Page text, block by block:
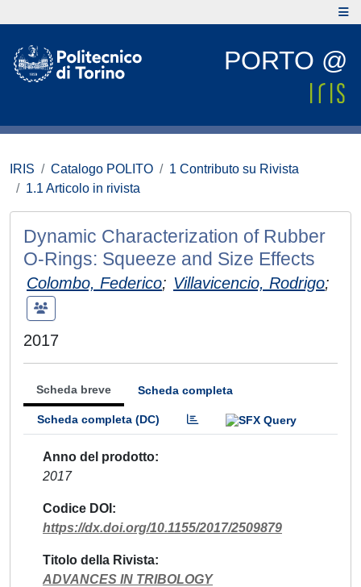
PORTO @
IRIS Catalogo POLITO
1 Contributo su Rivista
1.1 Articolo in rivista
Dynamic Characterization of Rubber
O-Rings: Squeeze and Size Effects
Colombo, Federico; Villavicencio, Rodrigo;
2017
Scheda breve Scheda completa
Scheda completa (DC)
Anno del prodotto
2017
Codice DOI
https://dx.doi.org/10.1155/2017/2509879
Titolo della Rivista
ADVANCES IN TRIBOLOGY